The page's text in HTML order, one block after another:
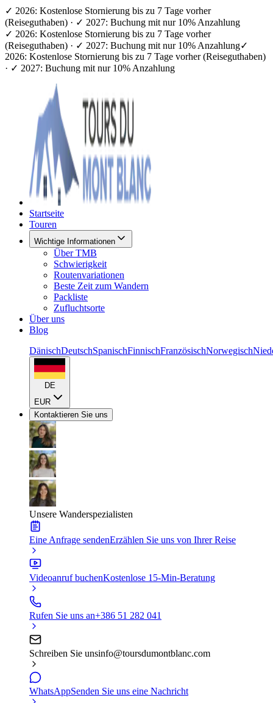
✓ 2026: Kostenlose Stornierung bis zu 7 Tage vorher
(Reiseguthaben) · ✓ 2027: Buchung mit nur 10% Anzahlung
✓ 2026: Kostenlose Stornierung bis zu 7 Tage vorher
(Reiseguthaben) · ✓ 2027: Buchung mit nur 10% Anzahlung✓
2026: Kostenlose Stornierung bis zu 7 Tage vorher (Reiseguthaben)
· ✓ 2027: Buchung mit nur 10% Anzahlung
Startseite
Touren
Wichtige Informationen
Über TMB
Schwierigkeit
Routenvariationen
Beste Zeit zum Wandern
Packliste
Zufluchtsorte
Über uns
Blog
DänischDeutschSpanischFinnischFranzösischNorwegisch
DE
EUR
Kontaktieren Sie uns
Unsere Wanderspezialisten
Eine Anfrage sendenErzählen Sie uns von Ihrer Reise
Videoanruf buchenKostenlose 15-Min-Beratung
Rufen Sie uns an+386 51 282 041
Schreiben Sie unsinfo@toursdumontblanc.com
WhatsAppSenden Sie uns eine Nachricht